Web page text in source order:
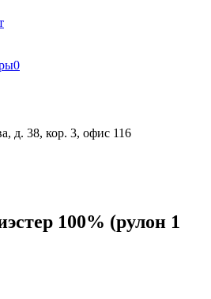
0
д. 38, кор. 3, офис 116
100% (рулон 1